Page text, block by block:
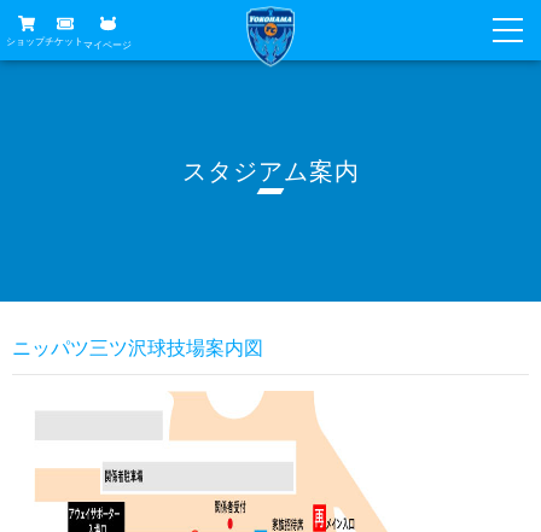
ショップチケット マイページ
メディア
販売スケジュール
ニッパツシート
Buy Ticket Here
スケジュール
観戦ガイド
横浜FC観戦ガイド
試合会場アクセス
観戦ルール・マナー
フリ丸のページ
横浜FC公式オンラインショップ
アカデミー
スタジアム案内
ニッパツ三ツ沢球技場案内図